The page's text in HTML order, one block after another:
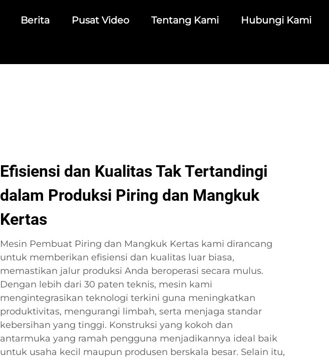
Berita Pusat Video Tentang Kami Hubungi Kami
Efisiensi dan Kualitas Tak Tertandingi
dalam Produksi Piring dan Mangkuk
Kertas
Mesin Pembuat Piring dan Mangkuk Kertas kami dirancang
untuk memberikan efisiensi dan kualitas luar biasa,
memastikan jalur produksi Anda beroperasi secara mulus.
Dengan lebih dari 30 paten teknis, mesin kami
mengintegrasikan teknologi terkini guna meningkatkan
produktivitas, mengurangi limbah, serta menjaga standar
kebersihan yang tinggi. Konstruksi yang kokoh dan
antarmuka yang ramah pengguna menjadikannya ideal baik
untuk usaha kecil maupun produsen berskala besar. Selain itu,